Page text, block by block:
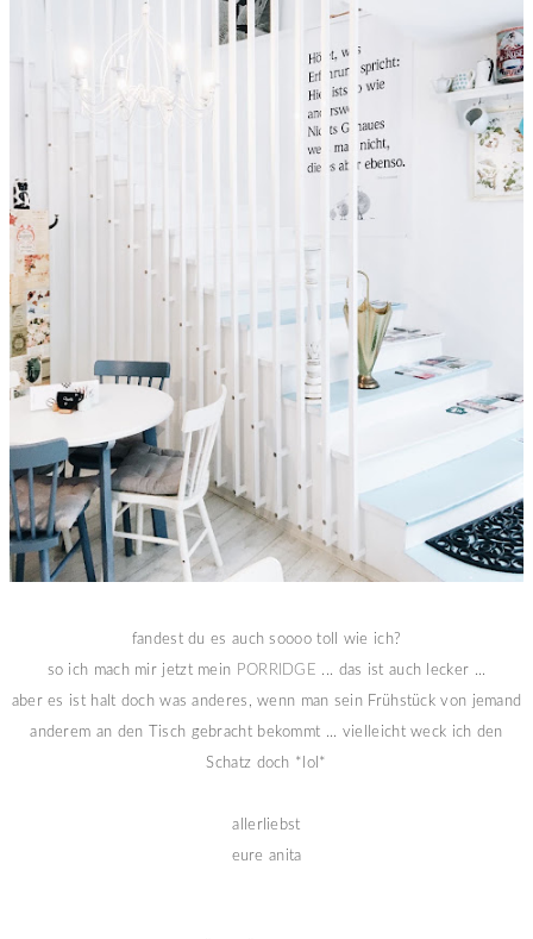
fandest du es auch soooo toll wie ich?
so ich mach mir jetzt mein PORRIDGE ... das ist auch lecker ...
aber es ist halt doch was anderes, wenn man sein Frühstück von jemand
anderem an den Tisch gebracht bekommt ... vielleicht weck ich den
Schatz doch *lol*
allerliebst
eure anita